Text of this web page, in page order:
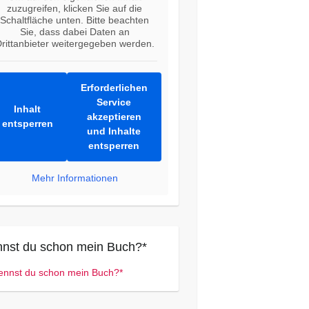
zuzugreifen, klicken Sie auf die
Schaltfläche unten. Bitte beachten
Sie, dass dabei Daten an
weitergegeben werden.
Inhalt
entsperren
Erforderlichen
Service
akzeptieren
und Inhalte
entsperren
Mehr Informationen
du schon mein Buch?*